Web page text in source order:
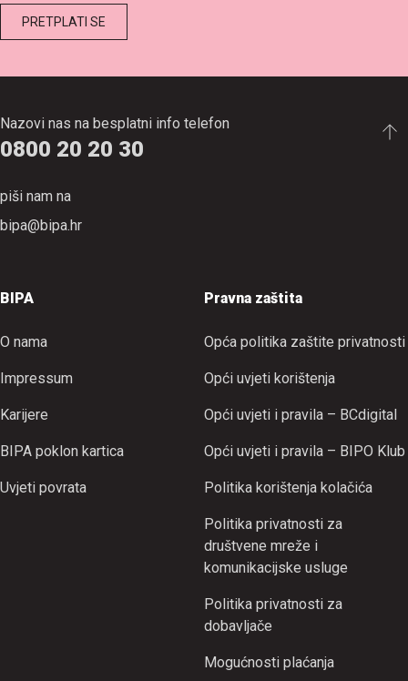
Nazovi nas na besplatni info telefon
0800 20 20 30
piši nam na
bipa@bipa.hr
BIPA
O nama
Impressum
Karijere
BIPA poklon kartica
Uvjeti povrata
Pravna zaštita
Opća politika zaštite privatnosti
Opći uvjeti korištenja
Opći uvjeti i pravila – BCdigital
Opći uvjeti i pravila – BIPO Klub
Politika korištenja kolačića
Politika privatnosti za
društvene mreže i
komunikacijske usluge
Politika privatnosti za
dobavljače
Mogućnosti plaćanja